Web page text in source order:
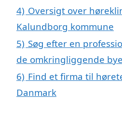
4) Oversigt over
Kalundborg kommune
5) Søg efter en
de omkringliggende
6) Find et firma til
Danmark